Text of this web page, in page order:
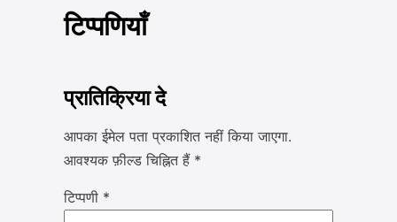
टिप्पणियाँ
प्रातिक्रिया दे
आपका ईमेल पता प्रकाशित नहीं किया जाएगा.
आवश्यक फ़ील्ड चिह्नित हैं *
टिप्पणी *